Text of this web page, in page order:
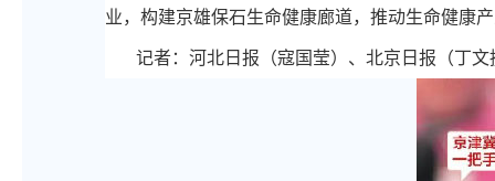
业，构建京雄保石生命健康廊道，推动生命健康
记者：河北日报（寇国莹）、北京日报（丁文